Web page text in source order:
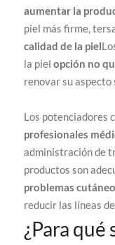
aumentar la
piel más firme,
calidad de la piel
la pielopción no
renovar su
Los potenciadores
profesionales
administración de
productos son
problemas
reducir las líneas
¿Para qué